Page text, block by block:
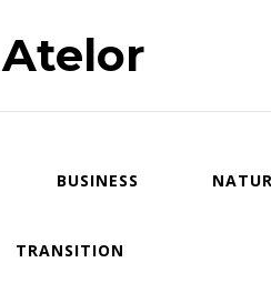
Atelor
BUSINESS
TRANSITION